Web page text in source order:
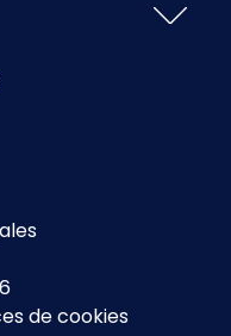
de cookies